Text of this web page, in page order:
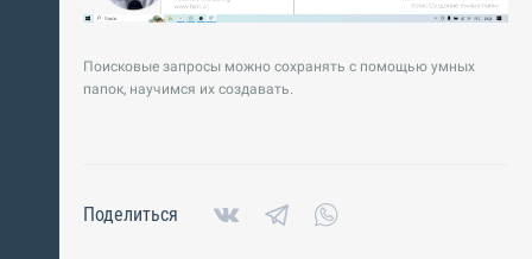
Поисковые запросы можно сохранять с помощью умных
папок, научимся их создавать.
Поделиться